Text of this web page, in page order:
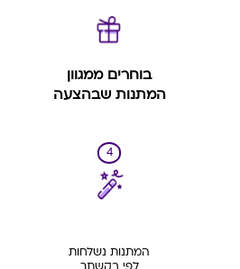
בוחרים ממגוון
המתנות שבהצעה
4
המתנות נשלחות